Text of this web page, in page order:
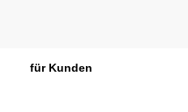
für Kunden